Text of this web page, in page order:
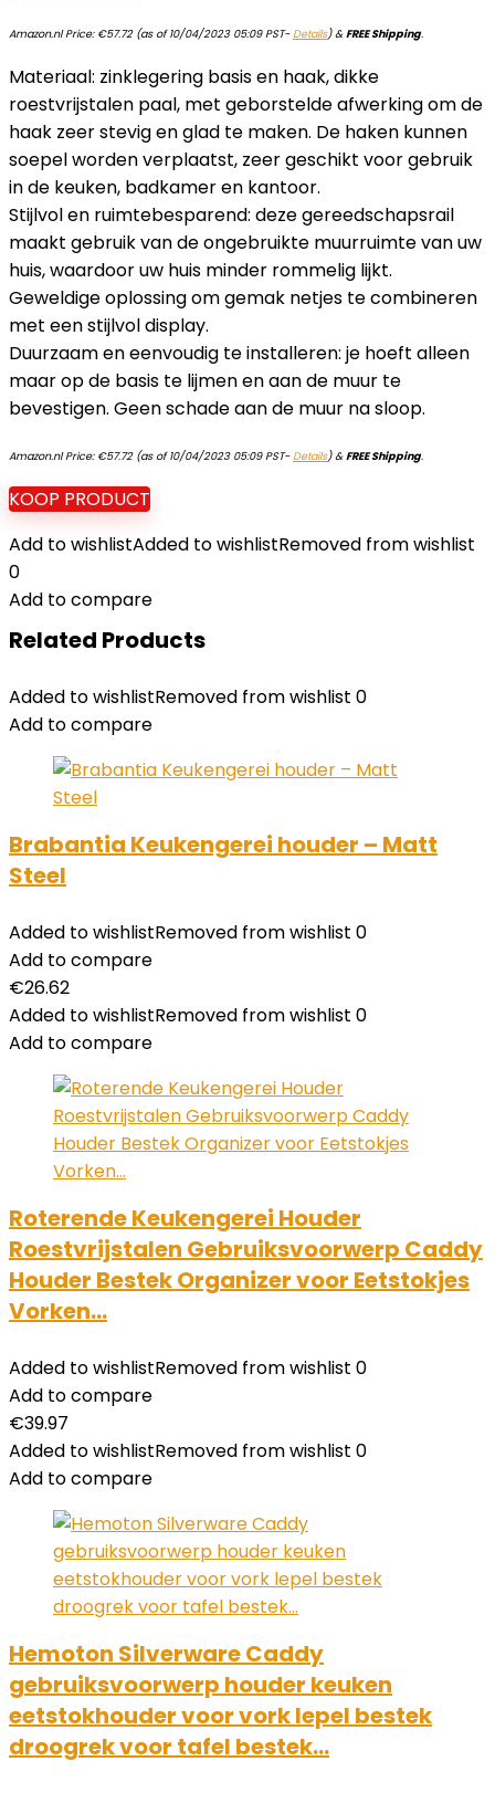
Amazon.nl Price: €57.72(as of 10/04/2023 05:09 PST-Details)&FREE Shipping.
Materiaal: zinklegering basis en haak, dikke
roestvrijstalen paal, met geborstelde afwerking om de
haak zeer stevig en glad te maken. De haken kunnen
soepel worden verplaatst, zeer geschikt voor gebruik
in de keuken, badkamer en kantoor.
Stijlvol en ruimtebesparend: deze gereedschapsrail
maakt gebruik van de ongebruikte muurruimte van uw
huis, waardoor uw huis minder rommelig lijkt.
Geweldige oplossing om gemak netjes te combineren
met een stijlvol display.
Duurzaam en eenvoudig te installeren: je hoeft alleen
maar op de basis te lijmen en aan de muur te
bevestigen. Geen schade aan de muur na sloop.
Amazon.nl Price: €57.72(as of 10/04/2023 05:09 PST-Details)&FREE Shipping.
KOOP PRODUCT
Add to wishlistAdded to wishlistRemoved from wishlist
0
Add to compare
Related Products
Added to wishlistRemoved from wishlist 0
Add to compare
Brabantia Keukengerei houder – Matt
Steel
Added to wishlistRemoved from wishlist 0
Add to compare
€26.62
Added to wishlistRemoved from wishlist 0
Add to compare
Roterende Keukengerei Houder
Roestvrijstalen Gebruiksvoorwerp Caddy
Houder Bestek Organizer voor Eetstokjes
Vorken…
Added to wishlistRemoved from wishlist 0
Add to compare
€39.97
Added to wishlistRemoved from wishlist 0
Add to compare
Hemoton Silverware Caddy
gebruiksvoorwerp houder keuken
eetstokhouder voor vork lepel bestek
droogrek voor tafel bestek…